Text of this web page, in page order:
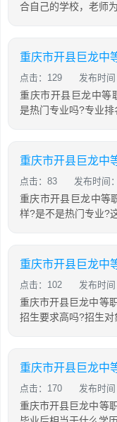
合自己的学校，老师
点击：129 发布时
重庆市开县巨龙中等
是热门专业吗?专业
点击：83 发布时间
重庆市开县巨龙中等
样?是不是热门专业?
点击：102 发布时
重庆市开县巨龙中等
招生要求高吗?招生
点击：170 发布时
重庆市开县巨龙中等